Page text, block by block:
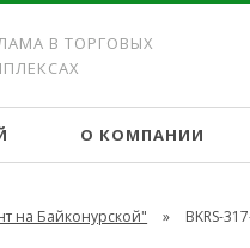
В ТОРГОВЫХ
О КОМПАНИИ
на Байконурской" » BKRS-